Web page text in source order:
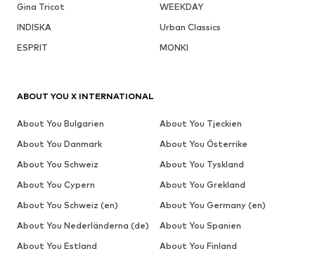
Gina Tricot
WEEKDAY
INDISKA
Urban Classics
ESPRIT
MONKI
ABOUT YOU X INTERNATIONAL
About You Bulgarien
About You Tjeckien
About You Danmark
About You Österrike
About You Schweiz
About You Tyskland
About You Cypern
About You Grekland
About You Schweiz (en)
About You Germany (en)
About You Nederländerna (de)
About You Spanien
About You Estland
About You Finland